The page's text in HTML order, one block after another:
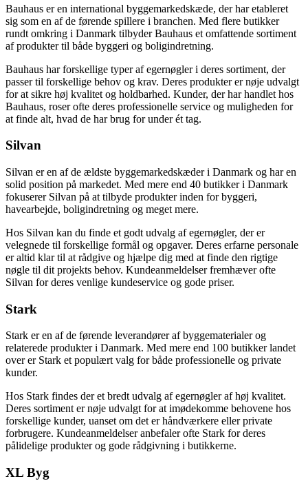
Bauhaus er en international byggemarkedskæde, der har etableret
sig som en af de førende spillere i branchen. Med flere butikker
rundt omkring i Danmark tilbyder Bauhaus et omfattende sortiment
af produkter til både byggeri og boligindretning.
Bauhaus har forskellige typer af egernøgler i deres sortiment, der
passer til forskellige behov og krav. Deres produkter er nøje udvalgt
for at sikre høj kvalitet og holdbarhed. Kunder, der har handlet hos
Bauhaus, roser ofte deres professionelle service og muligheden for
at finde alt, hvad de har brug for under ét tag.
Silvan
Silvan er en af de ældste byggemarkedskæder i Danmark og har en
solid position på markedet. Med mere end 40 butikker i Danmark
fokuserer Silvan på at tilbyde produkter inden for byggeri,
havearbejde, boligindretning og meget mere.
Hos Silvan kan du finde et godt udvalg af egernøgler, der er
velegnede til forskellige formål og opgaver. Deres erfarne personale
er altid klar til at rådgive og hjælpe dig med at finde den rigtige
nøgle til dit projekts behov. Kundeanmeldelser fremhæver ofte
Silvan for deres venlige kundeservice og gode priser.
Stark
Stark er en af de førende leverandører af byggematerialer og
relaterede produkter i Danmark. Med mere end 100 butikker landet
over er Stark et populært valg for både professionelle og private
kunder.
Hos Stark findes der et bredt udvalg af egernøgler af høj kvalitet.
Deres sortiment er nøje udvalgt for at imødekomme behovene hos
forskellige kunder, uanset om det er håndværkere eller private
forbrugere. Kundeanmeldelser anbefaler ofte Stark for deres
pålidelige produkter og gode rådgivning i butikkerne.
XL Byg